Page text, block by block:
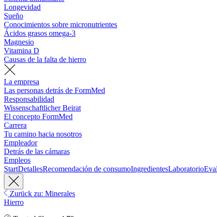
Longevidad
Sueño
Conocimientos sobre micronutrientes
Ácidos grasos omega-3
Magnesio
Vitamina D
Causas de la falta de hierro
La empresa
Las personas detrás de FormMed
Responsabilidad
Wissenschaftlicher Beirat
El concepto FormMed
Carrera
Tu camino hacia nosotros
Empleador
Detrás de las cámaras
Empleos
StartDetallesRecomendación de consumoIngredientesLaboratorio
Zurück zu: Minerales
Hierro